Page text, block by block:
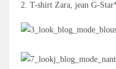
2. T-shirt Zara, jean G-